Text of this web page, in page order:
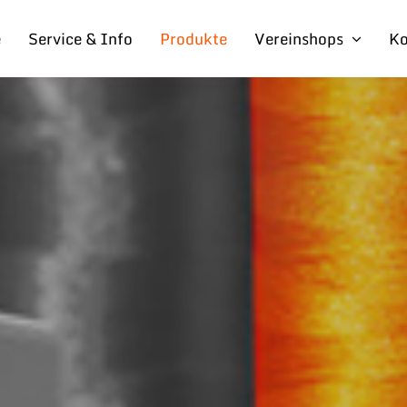
Service & Info Produkte Vereinshops